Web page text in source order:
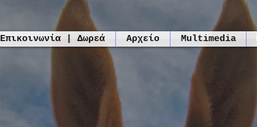
Επικοινωνία | Δωρεά Αρχείο Multimedia